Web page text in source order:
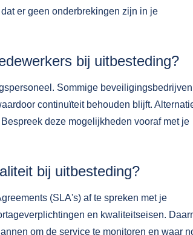
er geen onderbrekingen zijn in je
bij uitbesteding?
Sommige beveiligingsbedrijven
continuïteit behouden blijft.
deze mogelijkheden vooraf met je
bij uitbesteding?
(SLA's) af te spreken met je
en kwaliteitseisen.
om de service te monitoren en waar